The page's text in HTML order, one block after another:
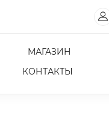
МАГАЗИН
КОНТАКТЫ